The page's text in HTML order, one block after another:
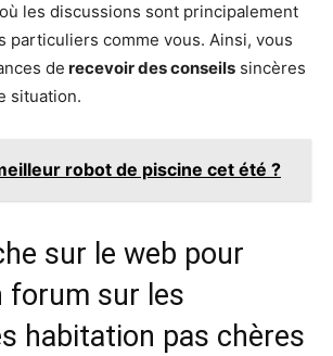
les discussions sont principalement
particuliers comme vous. Ainsi, vous
de recevoir des conseils sincères
situation.
robot de piscine cet été ?
sur le web pour
forum sur les
habitation pas chères